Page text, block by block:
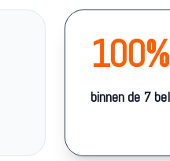
100%
binnen de 7